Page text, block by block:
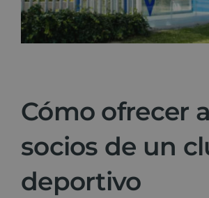
Noticias
Cómo ofrecer
socios de un
deportivo